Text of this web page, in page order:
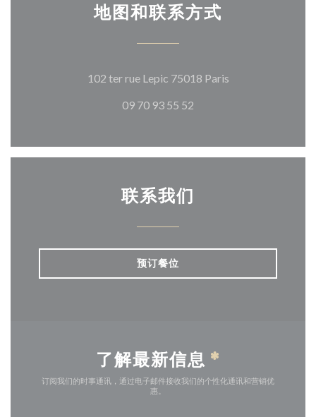
地图和联系方式
102 ter rue Lepic 75018 Paris((在新窗口中打
09 70 93 55 52
联系我们
预订餐位
了解最新信息 *
订阅我们的时事通讯，通过电子邮件接收我们的个性化通讯和营销优
惠。